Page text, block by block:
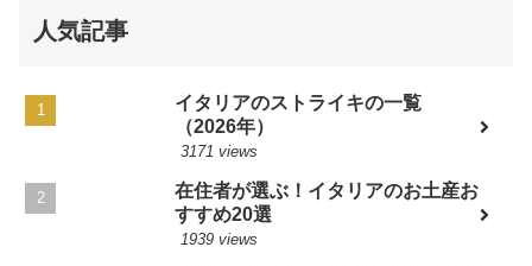
人気記事
イタリアのストライキの一覧
（2026年）
3171 views
在住者が選ぶ！イタリアのお土産お
すすめ20選
1939 views